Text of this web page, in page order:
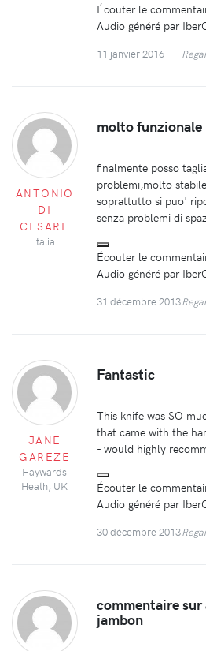
Écouter le
Audio généré par
11 janvier 2016
ANTONIO
DI
CESARE
italia
molto funzionale
finalmente posso
problemi,molto
soprattutto si puo'
senza problemi di
Écouter le
Audio généré par
31 décembre 2013
JANE
GAREZE
Haywards
Heath, UK
Fantastic
This knife was SO
that came with the
- would highly
Écouter le
Audio généré par
30 décembre 2013
commentaire
jambon